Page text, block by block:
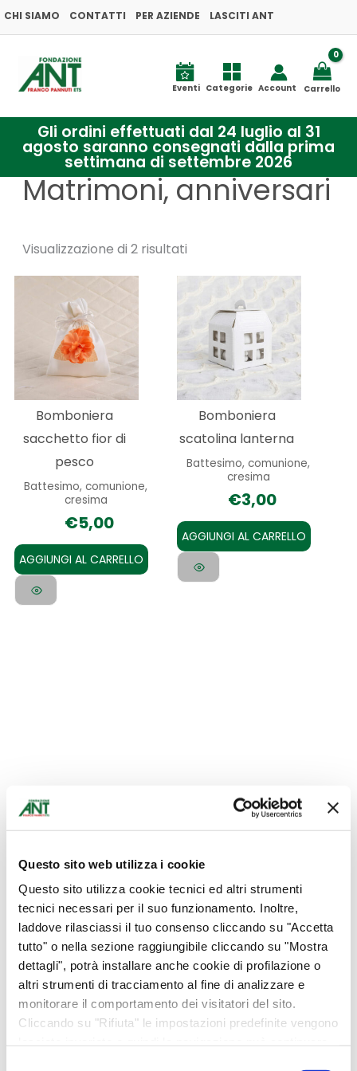
Questo sito web utilizza i cookie
Questo sito utilizza cookie tecnici ed altri strumenti
tecnici necessari per il suo funzionamento. Inoltre,
laddove rilasciassi il tuo consenso cliccando su "Accetta
tutto" o nella sezione raggiungibile cliccando su "Mostra
dettagli", potrà installare anche cookie di profilazione o
altri strumenti di tracciamento al fine di analizzare e
monitorare il comportamento dei visitatori del sito.
Cliccando su "Rifiuta" le impostazioni predefinite vengono
Vai
al
contenuto
CHI SIAMO CONTATTI PER AZIENDE LASCITI ANT
Eventi Categorie Account Carrello
Gli ordini effettuati dal 24 luglio al 31
agosto saranno consegnati dalla prima
settimana di settembre 2026
Compleanno
Laurea
Matrimoni, anniversari
Abbigliamento
Bottega Alimentare
Carello
Matrimoni, anniversari
Visualizzazione di 2 risultati
in
base
recente
Bomboniera
sacchetto fior di
pesco
Battesimo, comunione,
cresima
€5,00
AGGIUNGI AL CARRELLO
Bomboniera
scatolina lanterna
Battesimo, comunione,
cresima
€3,00
AGGIUNGI AL CARRELLO